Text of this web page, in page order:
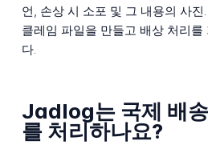
언, 손상 시 소포 및 그 내용의 사
클레임 파일을 만들고 배상 처리
다.
Jadlog는 국제 배
를 처리하나요?